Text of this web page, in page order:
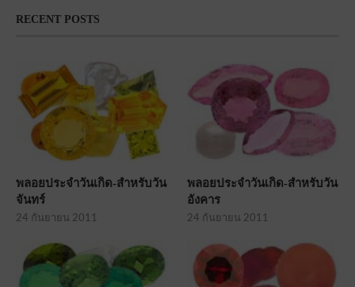
RECENT POSTS
พลอยประจำวันเกิด-สำหรับวัน
จันทร์
24 กันยายน 2011
พลอยประจำวันเกิด-สำหรับวัน
อังคาร
24 กันยายน 2011